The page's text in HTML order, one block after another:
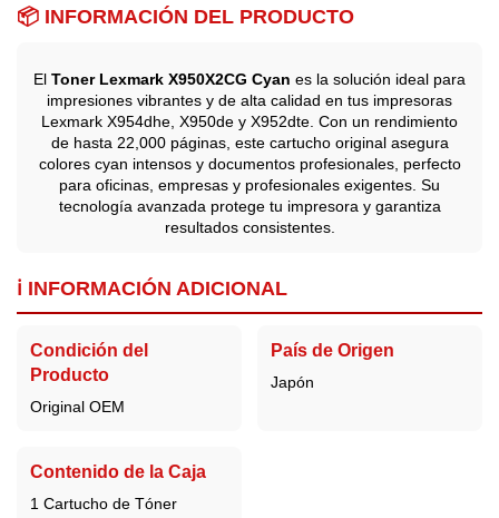
📦 INFORMACIÓN DEL PRODUCTO
El Toner Lexmark X950X2CG Cyan es la solución ideal para
impresiones vibrantes y de alta calidad en tus impresoras
Lexmark X954dhe, X950de y X952dte. Con un rendimiento
de hasta 22,000 páginas, este cartucho original asegura
colores cyan intensos y documentos profesionales, perfecto
para oficinas, empresas y profesionales exigentes. Su
tecnología avanzada protege tu impresora y garantiza
resultados consistentes.
ℹ️ INFORMACIÓN ADICIONAL
Condición del
Producto
Original OEM
País de Origen
Japón
Contenido de la Caja
1 Cartucho de Tóner